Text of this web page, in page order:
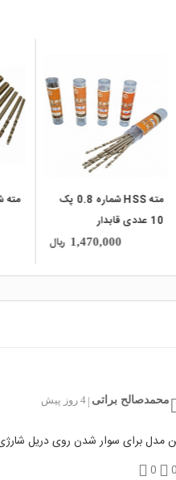
مته HSS شماره 0.8 پک
10 عددی قابدار
1,470,000 ریال
local_mall
مته
محمدصالح براتی 4 روز پیش
مدل برای سوار شدن روی دریل
0
0